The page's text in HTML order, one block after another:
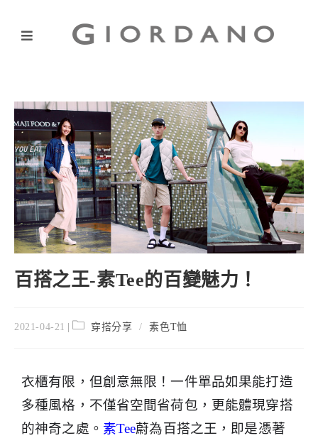
百搭之王-素Tee的百變魅力！
2021-04-21 穿搭分享 / 素色T恤
衣櫃有限，但創意無限！一件單品如果能打造
多種風格，不僅省空間省荷包，更能體現穿搭
的神奇之處。 素Tee蔚為百搭之王，即是憑著